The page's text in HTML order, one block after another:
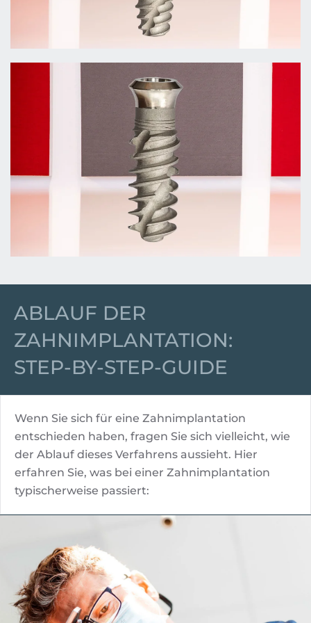
ABLAUF DER
ZAHNIMPLANTATION:
STEP-BY-STEP-GUIDE
Wenn Sie sich für eine Zahnimplantation
entschieden haben, fragen Sie sich vielleicht, wie
der Ablauf dieses Verfahrens aussieht. Hier
erfahren Sie, was bei einer Zahnimplantation
typischerweise passiert: